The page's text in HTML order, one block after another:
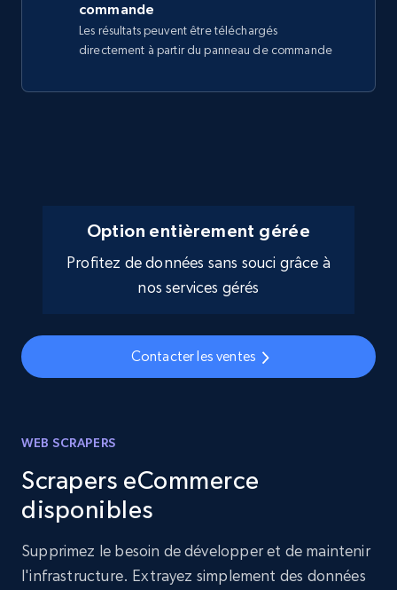
commande
Les résultats peuvent être téléchargés
directement à partir du panneau de commande
Option entièrement gérée
Profitez de données sans souci grâce à
nos services gérés
Contacter les ventes
WEB SCRAPERS
Scrapers eCommerce
disponibles
Supprimez le besoin de développer et de maintenir
l'infrastructure. Extrayez simplement des données